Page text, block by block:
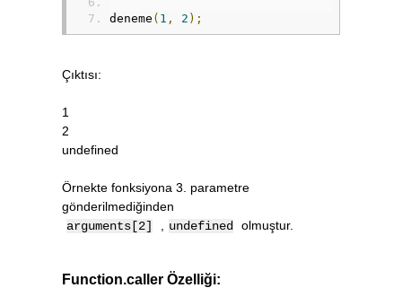
deneme ( 1 , 2 );
Çıktısı:
1
2
undefined
Örnekte fonksiyona 3. parametre
gönderilmediğinden
arguments[2]
, undefined olmuştur.
Function.caller Özelliği: